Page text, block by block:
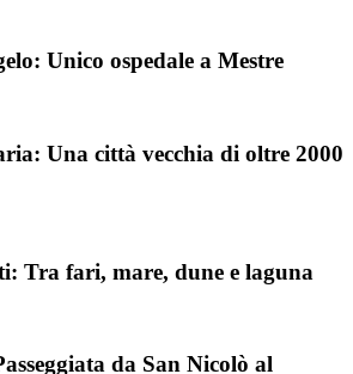
Unico ospedale a Mestre
Una città vecchia di oltre 2000
Tra fari, mare, dune e laguna
da San Nicolò al